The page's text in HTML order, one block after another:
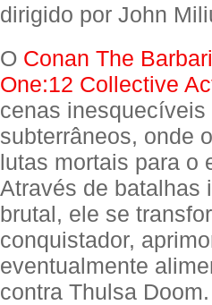
dirigido por John
O Conan The
One:12 Collective
cenas
subterrâneos, onde
lutas mortais para o
Através de batalhas
brutal, ele se
conquistador,
eventualmente
contra Thulsa Doom.